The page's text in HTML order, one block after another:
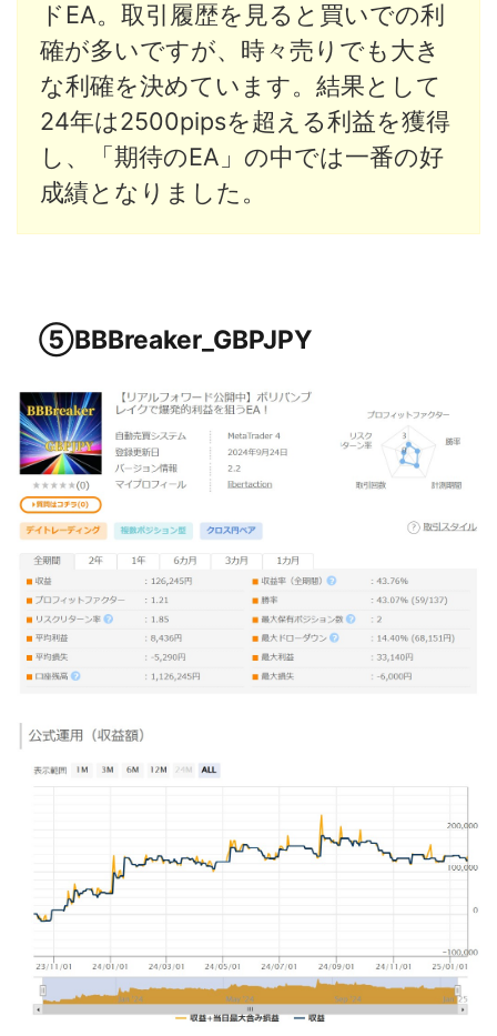
ドEA。取引履歴を見ると買いでの利
確が多いですが、時々売りでも大き
な利確を決めています。結果として
24年は2500pipsを超える利益を獲得
し、「期待のEA」の中では一番の好
成績となりました。
⑤BBBreaker_GBPJPY